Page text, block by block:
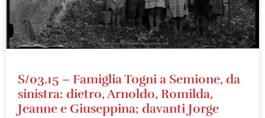
S/03.15 – Famiglia Togni a Semione, da
sinistra: dietro, Arnoldo, Romilda,
Jeanne e Giuseppina; davanti Jorge